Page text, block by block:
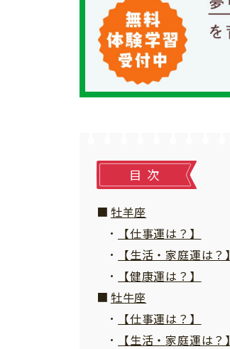
「こそだてまっぷ」とは
サイトのご利⽤にあたって
目次
牡羊座
【仕事運は？】
【生活・家庭運は？】
【健康運は？】
牡牛座
【仕事運は？】
【生活・家庭運は？】